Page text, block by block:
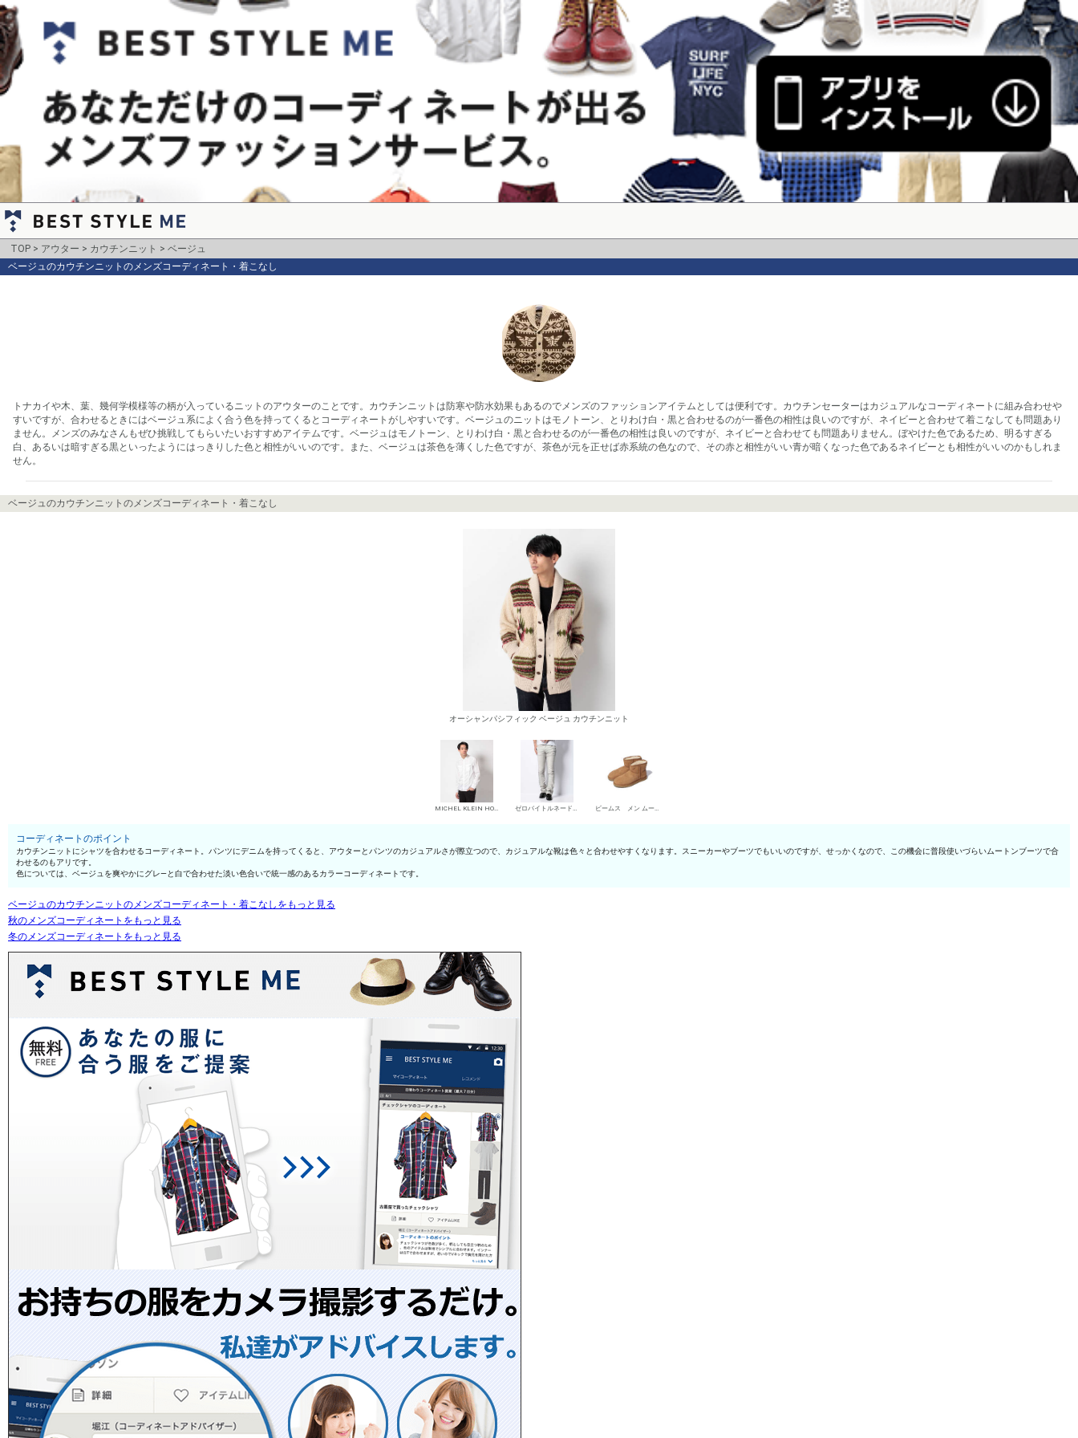
TOP アウター カウチンニット
ベージュ
ベージュのカウチンニットのメンズコーディネート・着こなし
トナカイや木、葉、幾何学模様等の柄が入っているニットのアウターのことです。カウチンニットは防寒や防水効果もあるのでメンズのファッションアイテムとしては便利です。カウチンセーターはカジュアルなコーディネートに組み合わせや
すいですが、合わせるときにはベージュ系によく合う色を持ってくるとコーディネートがしやすいです。ベージュのニットはモノトーン、とりわけ白・黒と合わせるのが一番色の相性は良いのですが、ネイビーと合わせて着こなしても問題あり
ません。メンズのみなさんもぜひ挑戦してもらいたいおすすめアイテムです。ベージュはモノトーン、とりわけ白・黒と合わせるのが一番色の相性は良いのですが、ネイビーと合わせても問題ありません。ぼやけた色であるため、明るすぎる
白、あるいは暗すぎる黒といったようにはっきりした色と相性がいいのです。また、ベージュは茶色を薄くした色ですが、茶色が元を正せば赤系統の色なので、その赤と相性がいい青が暗くなった色であるネイビーとも相性がいいのかもしれま
せん。
ベージュのカウチンニットのメンズコーディネート・着こなし
オーシャンパシフィック ベージュ カウチンニット
MICHEL KLEIN HOMME シャツ ゼロバイトルネードマート デニムパンツ・ジーンズ ビームス メン ムートンブーツ
コーディネートのポイント
カウチンニットにシャツを合わせるコーディネート。パンツにデニムを持ってくると、アウターとパンツのカジュアルさが際立つので、カジュアルな靴は色々と合わせやすくなります。スニーカーやブーツでもいいのですが、せっかくなので、この機会に普段使いづらいムートンブーツで合
わせるのもアリです。
色については、ベージュを爽やかにグレ—と白で合わせた淡い色合いで統一感のあるカラーコーディネートです。
ベージュのカウチンニットのメンズコーディネート・着こなしをもっと見る
秋のメンズコーディネートをもっと見る
冬のメンズコーディネートをもっと見る